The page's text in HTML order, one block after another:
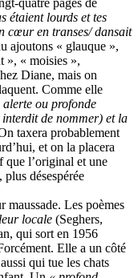
quatre pages de
étaient lourds et tes
cœur en transes/ dansait
ajoutons « glauque »,
», « moisies »,
Diane, mais on
Comme elle
ou profonde
de nommer) et la
taxera probablement
et on la placera
que l’original et une
désespérée
maussade. Les poèmes
locale (Seghers,
qui sort en 1956
Elle a un côté
qui tue les chats